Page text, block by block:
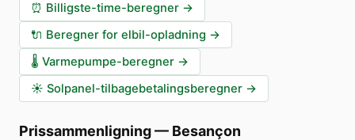
⏰ Billigste-time-beregner →
🔌 Beregner for elbil-opladning →
🌡️ Varmepumpe-beregner →
☀️ Solpanel-tilbagebetalingsberegner →
Prissammenligning— Besançon